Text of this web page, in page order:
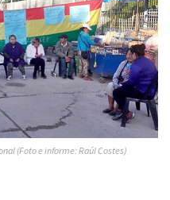
(Foto e informe: Raúl Costes)